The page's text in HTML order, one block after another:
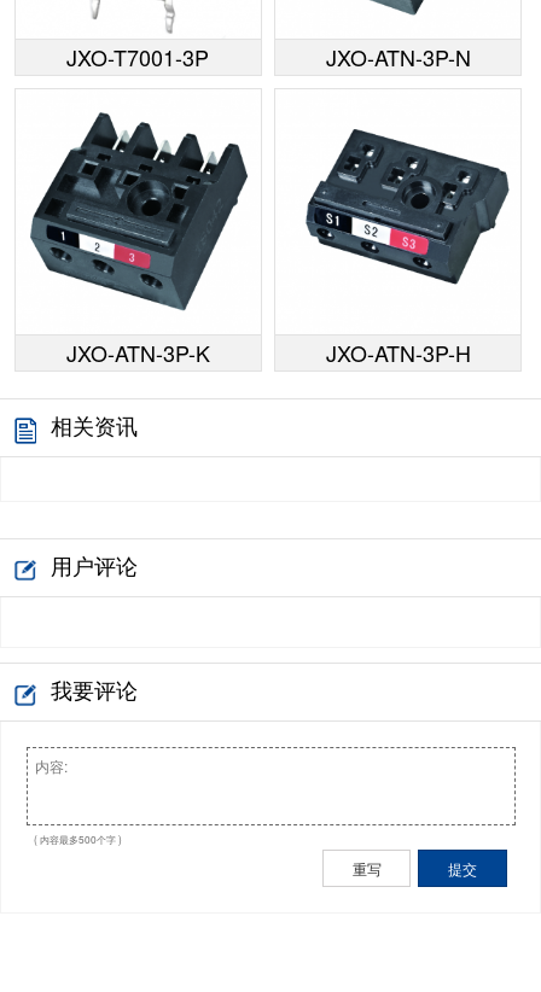
JXO-T7001-3P JXO-ATN-3P-N
JXO-ATN-3P-K JXO-ATN-3P-H
相关资讯
用户评论
我要评论
( 内容最多500个字 )
重写 提交